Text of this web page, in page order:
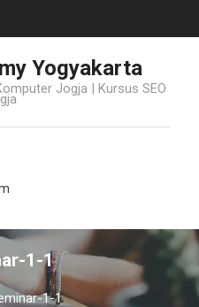
Yogyakarta
Jogja | Kursus SEO
1-1
1-1